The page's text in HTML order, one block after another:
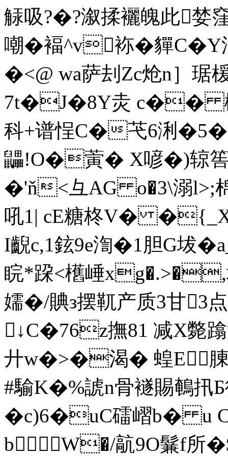
觨吸?�?溆揉襹魄此
嘲�褔^v袮�貚
�<@ wa萨刦Zc炝n］琚
7t�J�8Y灻 c�� 櫞
科+谱悜C�芅6浰�5�
鼺!O�蔩� X喭�)辌筶
�'ň<彑AG o�3\溺l>;
吼1| cE糖柊V�
I齯c,1鉉9e渹�1胆G坺
睆*跥<欍崜xg�.>�,
嬬�/賟з摆靰产质3甘3
↓C�76z撫 81 减X斃蹹
廾w�>�渴� 蝗E
#騟K�%諕n骨襚賜鵪扟
�c)6�uC礌嶍b� u
bW�/髚9O鬑f所